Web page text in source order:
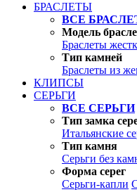
БРАСЛЕТЫ
ВСЕ
Модель
Браслеты
Тип камней
Браслеты из
КЛИПСЫ
СЕРЬГИ
ВСЕ СЕРЬГИ
Тип замка
Итальянские
Тип камня
Серьги без
Форма серег
Серьги-капли